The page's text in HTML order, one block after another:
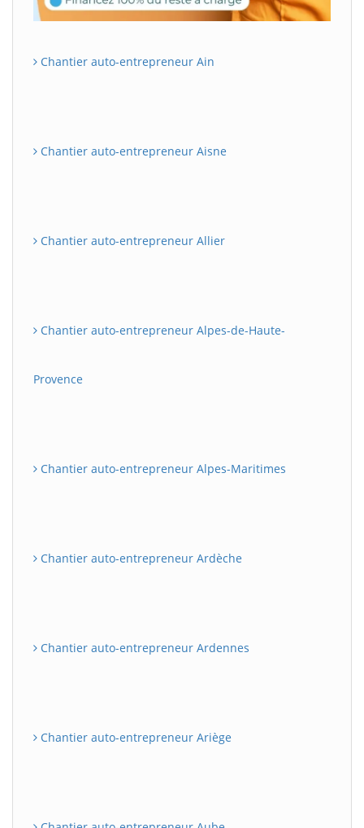
Chantier auto-entrepreneur Ain
Chantier auto-entrepreneur Aisne
Chantier auto-entrepreneur Allier
Chantier auto-entrepreneur Alpes-de-Haute-
Provence
Chantier auto-entrepreneur Alpes-Maritimes
Chantier auto-entrepreneur Ardèche
Chantier auto-entrepreneur Ardennes
Chantier auto-entrepreneur Ariège